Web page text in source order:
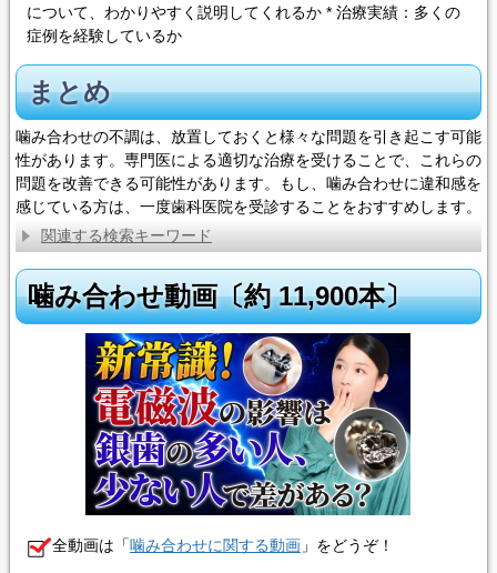
について、わかりやすく説明してくれるか * 治療実績：多くの
症例を経験しているか
まとめ
噛み合わせの不調は、放置しておくと様々な問題を引き起こす可能
性があります。専門医による適切な治療を受けることで、これらの
問題を改善できる可能性があります。もし、噛み合わせに違和感を
感じている方は、一度歯科医院を受診することをおすすめします。
関連する検索キーワード
噛み合わせ動画〔約 11,900本〕
全動画は「噛み合わせに関する動画」をどうぞ！